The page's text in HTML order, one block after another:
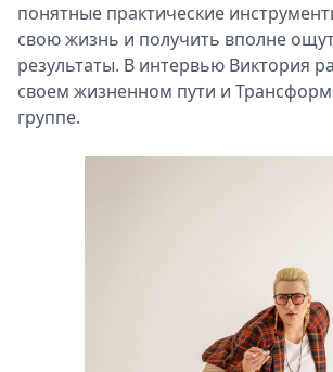
Metro
Стримы
Спецпроекты
Звезды
понятные практические
свою жизнь и получить вполне
результаты. В интервью Виктория
своем жизненном пути и
группе.